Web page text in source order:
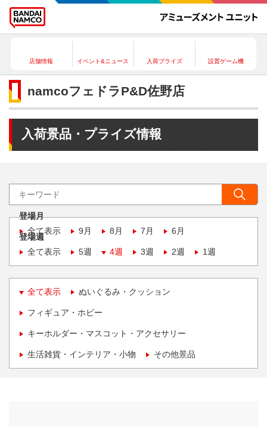
店舗情報 イベント&ニュース 入荷プライズ 設置ゲーム機
namcoフェドラP&D佐野店
入荷景品・プライズ情報
登場月
全て表示
9月 8月 7月 6月
登場週
全て表示
5週 4週 3週 2週 1週
全て表示 ぬいぐるみ・クッション
フィギュア・ホビー
キーホルダー・マスコット・アクセサリー
生活雑貨・インテリア・小物 その他景品